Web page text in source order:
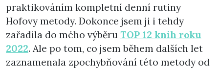
praktikováním kompletní denní rutiny
Hofovy metody. Dokonce jsem ji i tehdy
zařadila do mého výběru TOP 12 knih roku
2022. Ale po tom, co jsem během dalších let
zaznamenala zpochybňování této metody od